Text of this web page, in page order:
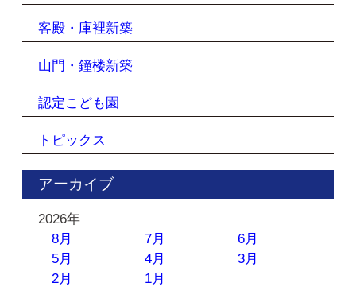
客殿・庫裡新築
山門・鐘楼新築
認定こども園
トピックス
アーカイブ
2026年
8月
7月
6月
5月
4月
3月
2月
1月